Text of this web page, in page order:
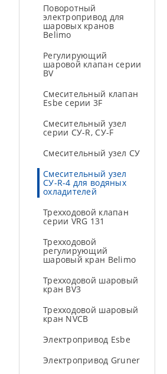
Поворотный
электропривод для
шаровых кранов
Belimo
Регулирующий
шаровой клапан серии
BV
Смесительный клапан
Esbe cерии 3F
Смесительный узел
серии СУ-R, СУ-F
Смесительный узел СУ
Смесительный узел
СУ-R-4 для водяных
охладителей
Трехходовой клапан
серии VRG 131
Трехходовой
регулирующий
шаровый кран Belimo
Трехходовой шаровый
кран BV3
Трехходовой шаровый
кран NVCB
Электропривод Esbe
Электропривод Gruner